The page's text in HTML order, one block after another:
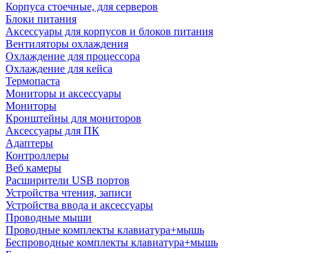
Корпуса стоечные, для серверов
Блоки питания
Аксессуары для корпусов и блоков питания
Вентиляторы охлаждения
Охлаждение для процессора
Охлаждение для кейса
Термопаста
Мониторы и аксессуары
Мониторы
Кронштейны для мониторов
Аксессуары для ПК
Адаптеры
Контроллеры
Веб камеры
Расширители USB портов
Устройства чтения, записи
Устройства ввода и аксессуары
Проводные мыши
Проводные комплекты клавиатура+мышь
Беспроводные комплекты клавиатура+мышь